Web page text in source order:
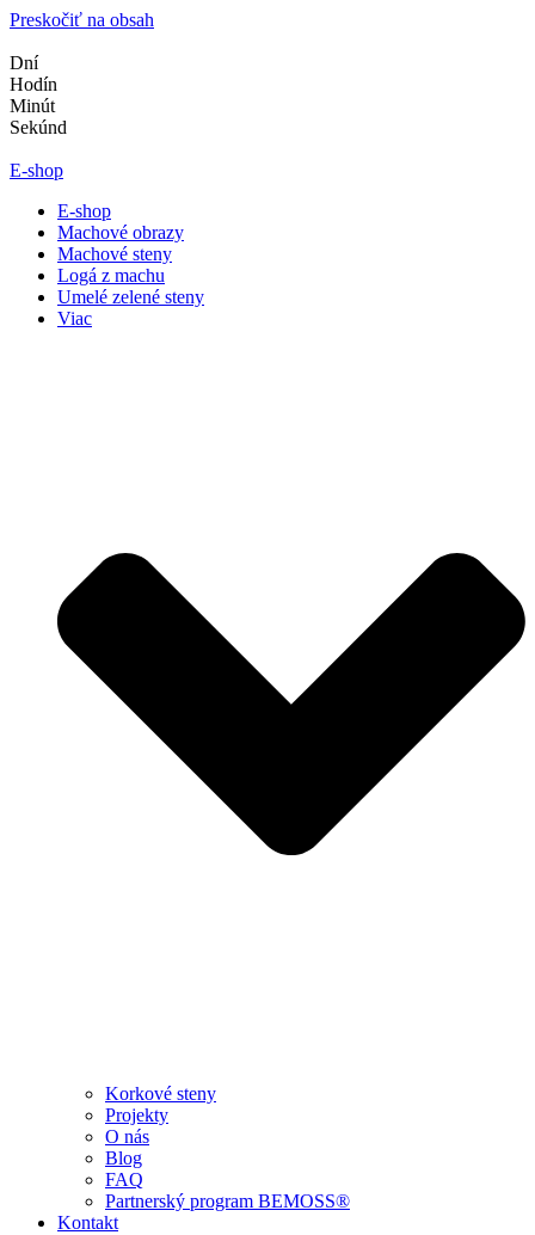
Preskočiť na obsah
Dní
Hodín
Minút
Sekúnd
E-shop
E-shop
Machové obrazy
Machové steny
Logá z machu
Umelé zelené steny
Viac
Korkové steny
Projekty
O nás
Blog
FAQ
Partnerský program BEMOSS®
Kontakt